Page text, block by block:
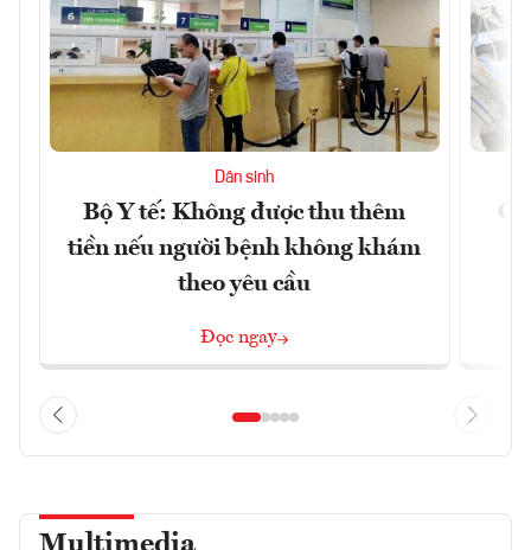
Dân sinh
Bộ Y tế: Không được thu thêm
tiền nếu người bệnh không khám
theo yêu cầu
Đọc ngay